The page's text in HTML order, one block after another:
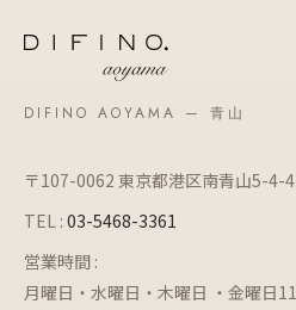
DIFINO AOYAMA — 青山
〒107-0062 東京都港区南青山5-4-
TEL : 03-5468-3361
営業時間 :
月曜日・水曜日・木曜日 ・金曜日